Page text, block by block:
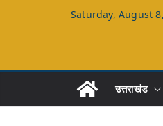
Saturday, August
उत्तराखंड